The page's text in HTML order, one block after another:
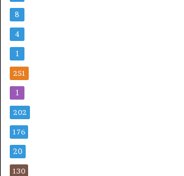
8
4
1
251
1
202
176
20
130